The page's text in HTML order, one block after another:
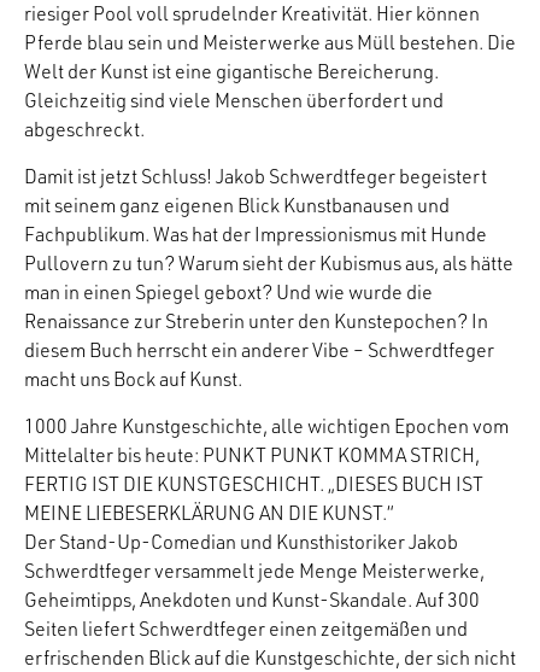
riesiger Pool voll sprudelnder Kreativität. Hier können
Pferde blau sein und Meisterwerke aus Müll bestehen. Die
Welt der Kunst ist eine gigantische Bereicherung.
Gleichzeitig sind viele Menschen überfordert und
abgeschreckt.
Damit ist jetzt Schluss! Jakob Schwerdtfeger begeistert
mit seinem ganz eigenen Blick Kunstbanausen und
Fachpublikum. Was hat der Impressionismus mit Hunde
Pullovern zu tun? Warum sieht der Kubismus aus, als hätte
man in einen Spiegel geboxt? Und wie wurde die
Renaissance zur Streberin unter den Kunstepochen? In
diesem Buch herrscht ein anderer Vibe – Schwerdtfeger
macht uns Bock auf Kunst.
1000 Jahre Kunstgeschichte, alle wichtigen Epochen vom
Mittelalter bis heute: PUNKT PUNKT KOMMA STRICH,
FERTIG IST DIE KUNSTGESCHICHT. „DIESES BUCH IST
MEINE LIEBESERKLÄRUNG AN DIE KUNST.“
Der Stand-Up-Comedian und Kunsthistoriker Jakob
Schwerdtfeger versammelt jede Menge Meisterwerke,
Geheimtipps, Anekdoten und Kunst-Skandale. Auf 300
Seiten liefert Schwerdtfeger einen zeitgemäßen und
erfrischenden Blick auf die Kunstgeschichte, der sich nicht